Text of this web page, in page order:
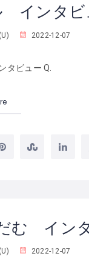
インタビ
2022-12-07
タビュー Q.
む イン
2022-12-07